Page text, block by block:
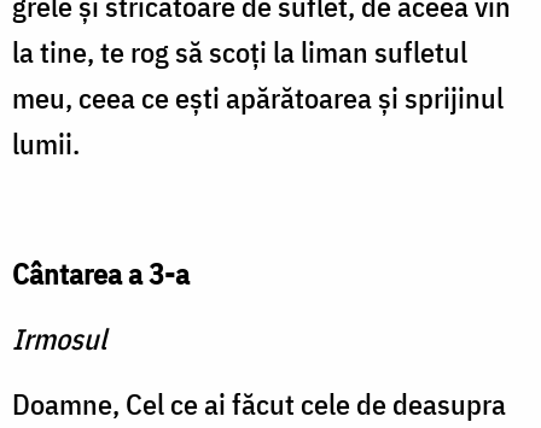
la tine, te rog să scoți la liman sufletul
meu, ceea ce ești apărătoarea și sprijinul
lumii.
Cântarea a 3-a
Irmosul
Doamne, Cel ce ai făcut cele de dea­supra